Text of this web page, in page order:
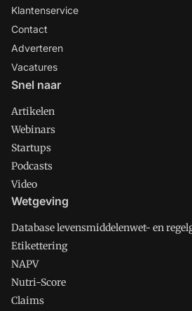
Klantenservice
Contact
Adverteren
Vacatures
Snel naar
Artikelen
Webinars
Startups
Podcasts
Video
Wetgeving
Database levensmiddelenwet- en
Etikettering
NAPV
Nutri-Score
Claims